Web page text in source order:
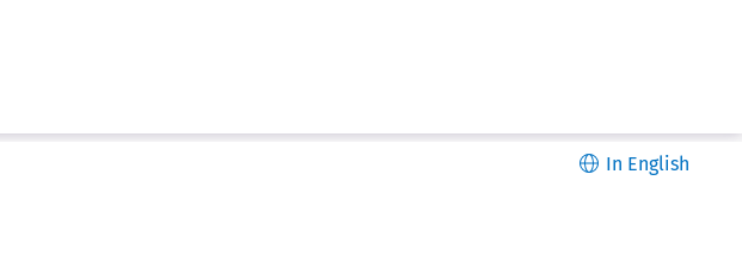
In English